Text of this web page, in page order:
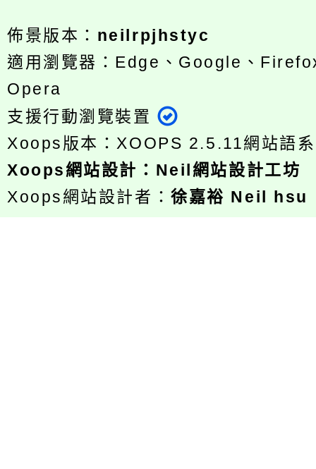
佈景版本： neilrpjhstyc
適用瀏覽器：Edge、Google、
Opera
支援行動瀏覽裝置
Xoops版本： XOOPS 2.5.11網站語
Xoops網站設計 ： Neil網站設計工坊
Xoops網站設計者：徐嘉裕 Neil hsu